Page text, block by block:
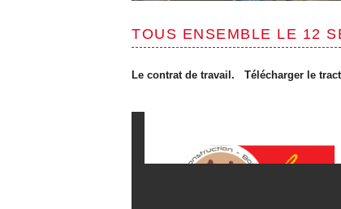
TOUS ENSEMBLE LE 12
Le contrat de travail. Télécharger le